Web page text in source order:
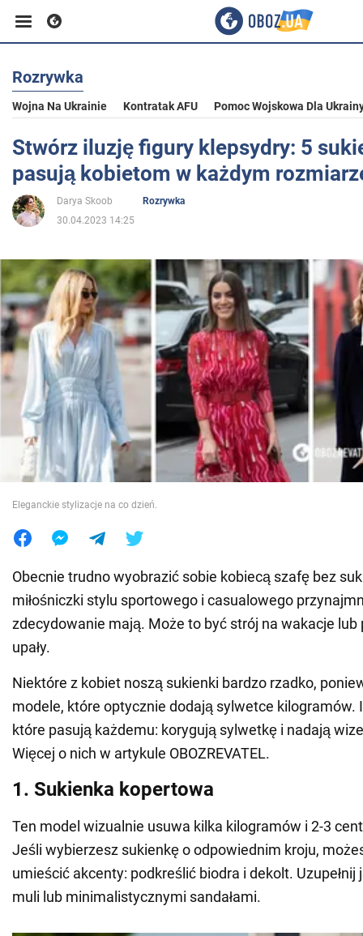
Biznes
Sport
Rozrywka
Polityka
Społeczeństwo
Wojna na Ukrainie
Świat
Jedzenie
Rozrywka
Wojna Na Ukrainie Kontratak AFU Pomoc Wojskowa Dla
Stwórz iluzję figury klepsydry: 5
pasują kobietom w każdym
Darya Skoob
Rozrywka
30.04.2023 14:25
Eleganckie stylizacje na co dzień.
Obecnie trudno wyobrazić sobie kobiecą szafę bez
miłośniczki stylu sportowego i casualowego
zdecydowanie mają. Może to być strój na wakacje lub
upały.
Niektóre z kobiet noszą sukienki bardzo rzadko,
modele, które optycznie dodają sylwetce kilogramów.
które pasują każdemu: korygują sylwetkę i nadają
Więcej o nich w artykule OBOZREVATEL.
1. Sukienka kopertowa
Ten model wizualnie usuwa kilka kilogramów i 2-3
Jeśli wybierzesz sukienkę o odpowiednim kroju,
umieścić akcenty: podkreślić biodra i dekolt. Uzupełnij
muli lub minimalistycznymi sandałami.